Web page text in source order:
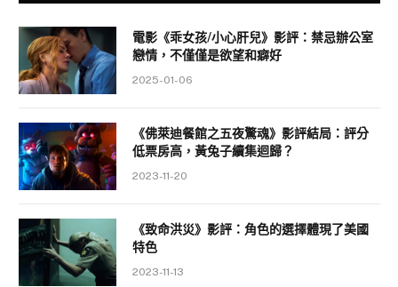
電影《乖女孩/小心肝兒》影評：禁忌辦公室
戀情，不僅僅是欲望和癖好
2025-01-06
《佛萊迪餐館之五夜驚魂》影評結局：評分
低票房高，黃兔子續集迴歸？
2023-11-20
《致命洪災》影評：角色的選擇體現了美國
特色
2023-11-13